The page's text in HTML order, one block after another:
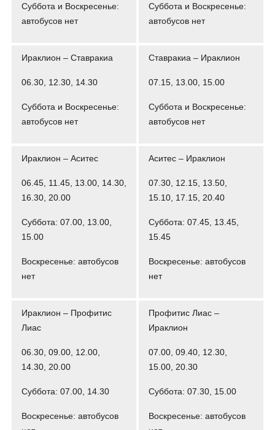
Суббота и Воскресенье:
автобусов нет
Суббота и Воскресенье:
автобусов нет
Ираклион – Ставракиа
06.30, 12.30, 14.30
Суббота и Воскресенье:
автобусов нет
Ставракиа – Ираклион
07.15, 13.00, 15.00
Суббота и Воскресенье:
автобусов нет
Ираклион – Аситес
06.45, 11.45, 13.00, 14.30,
16.30, 20.00
Суббота: 07.00, 13.00,
15.00
Воскресенье: автобусов
нет
Аситес – Ираклион
07.30, 12.15, 13.50,
15.10, 17.15, 20.40
Суббота: 07.45, 13.45,
15.45
Воскресенье: автобусов
нет
Ираклион – Профитис
Лиас
06.30, 09.00, 12.00,
14.30, 20.00
Суббота: 07.00, 14.30
Воскресенье: автобусов
Профитис Лиас –
Ираклион
07.00, 09.40, 12.30,
15.00, 20.30
Суббота: 07.30, 15.00
Воскресенье: автобусов